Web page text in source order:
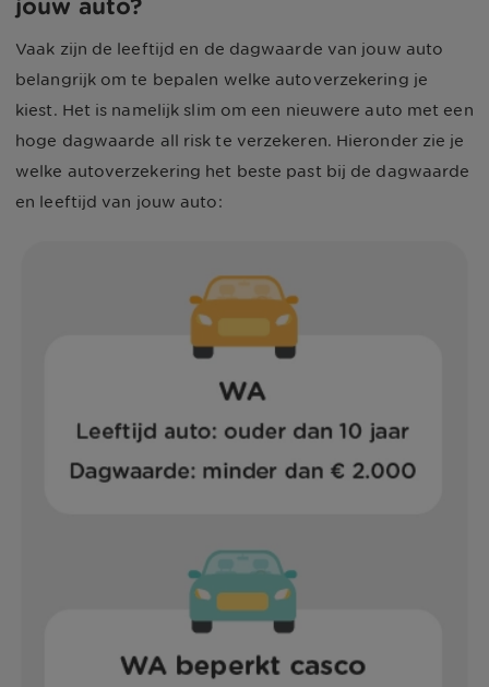
jouw auto?
Vaak zijn de leeftijd en de dagwaarde van jouw auto
belangrijk om te bepalen welke autoverzekering je
kiest. Het is namelijk slim om een nieuwere auto met een
hoge dagwaarde all risk te verzekeren. Hieronder zie je
welke autoverzekering het beste past bij de dagwaarde
en leeftijd van jouw auto: